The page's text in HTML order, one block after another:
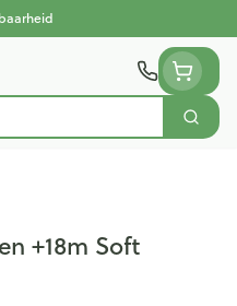
Zoek
+18m Soft